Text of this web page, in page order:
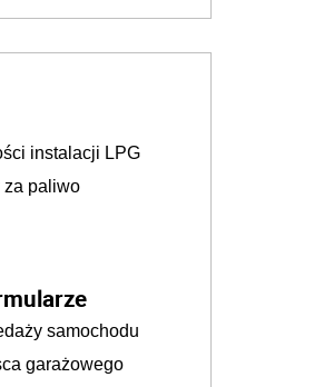
instalacji LPG
za paliwo
samochodu
garażowego